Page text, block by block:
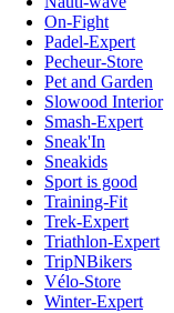
On-Fight
Padel-Expert
Pecheur-Store
Pet and Garden
Slowood Interior
Smash-Expert
Sneak'In
Sneakids
Sport is good
Training-Fit
Trek-Expert
Triathlon-Expert
TripNBikers
Vélo-Store
Winter-Expert